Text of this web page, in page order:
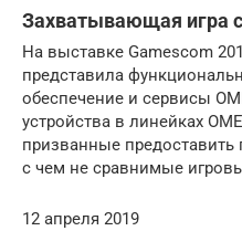
Захватывающая игра
На выставке Gamescom
представила
обеспечение и сервисы
устройства в линейках
призванные
с чем не сравнимые
12 апреля 2019